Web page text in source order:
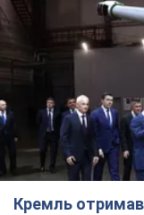
Кремль